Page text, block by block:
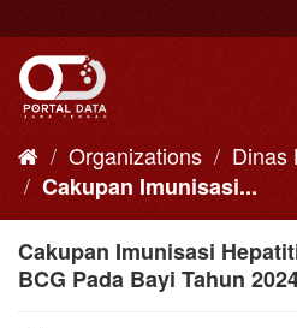
to
content
Organizations
Dinas
Cakupan Imunisasi...
Cakupan Imunisasi
BCG Pada Bayi Tahun